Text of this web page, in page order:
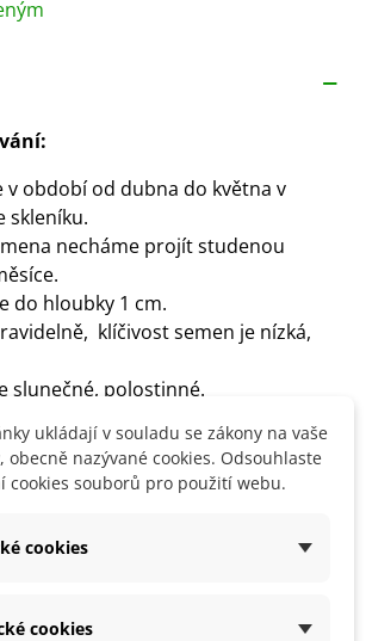
v období od dubna do května v
skleníku.
necháme projít studenou
do hloubky 1 cm.
klíčivost semen je nízká,
slunečné, polostinné.
až mírně kyselou.
stále vlhkou a
vícesložkovými hnojivy,
slepičinci.
mulčem či chvojím.
ukládají v souladu se zákony na vaše
obecně nazývané cookies. Odsouhlaste
cookies souborů pro použití webu.
cookies
cookies